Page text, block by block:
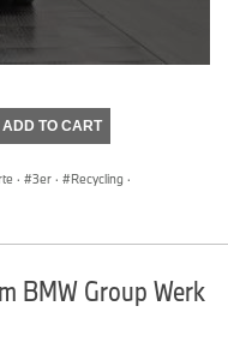
ADD TO CART
· 3er · Recycling ·
BMW Group Werk